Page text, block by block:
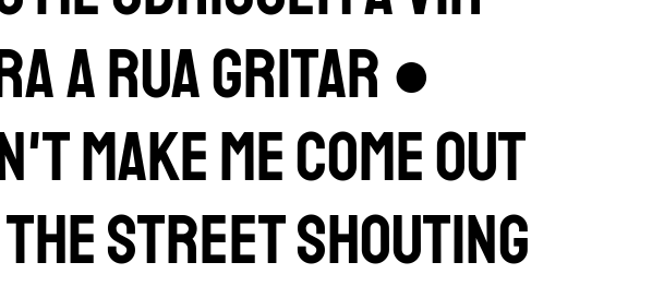
a rua Gritar ●
make me come out
the street shouting